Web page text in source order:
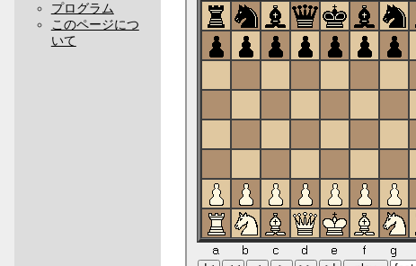
プログラム
このページにつ
いて